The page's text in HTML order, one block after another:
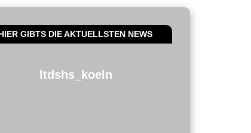
GIBTS DIE AKTUELLSTEN NEWS
ltdshs_koeln